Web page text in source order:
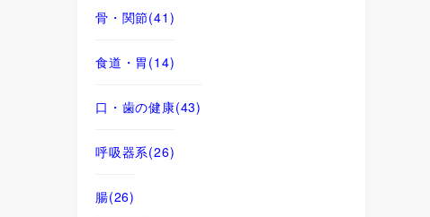
骨・関節(41)
食道・胃 (14)
口・歯の健康(43)
呼吸器系(26)
腸(26)